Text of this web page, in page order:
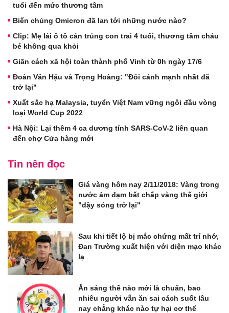
tuổi đến mức thương tâm
Biến chủng Omicron đã lan tới những nước nào?
Clip: Mẹ lái ô tô cán trúng con trai 4 tuổi, thương tâm cháu
bé không qua khỏi
Giãn cách xã hội toàn thành phố Vinh từ 0h ngày 17/6
Đoàn Văn Hậu và Trọng Hoàng: "Đôi cánh mạnh nhất đã
trở lại"
Xuất sắc hạ Malaysia, tuyển Việt Nam vững ngôi đầu vòng
loại World Cup 2022
Hà Nội: Lại thêm 4 ca dương tính SARS-CoV-2 liên quan
đến chợ Cửa hàng mới
Tin nên đọc
Giá vàng hôm nay 2/11/2018: Vàng trong
nước ảm đạm bất chấp vàng thế giới
"dậy sóng trở lại"
Sau khi tiết lộ bị mắc chứng mất trí nhớ,
Đan Trường xuất hiện với diện mạo khác
lạ
Ăn sáng thế nào mới là chuẩn, bao
nhiêu người vẫn ăn sai cách suốt lâu
nay chẳng khác nào tự hại cơ thể